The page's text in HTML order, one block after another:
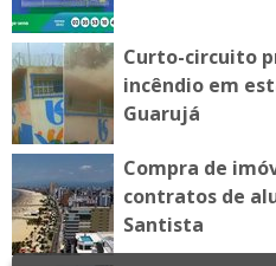
Curto-circuito
incêndio em
Guarujá
Compra de
contratos de
Santista